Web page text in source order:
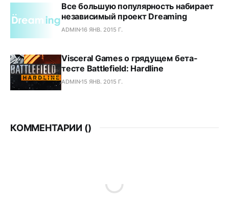
Все большую популярность набирает
независимый проект Dreaming
ADMIN16 ЯНВ. 2015 Г.
Visceral Games о грядущем бета-
тесте Battlefield: Hardline
ADMIN15 ЯНВ. 2015 Г.
КОММЕНТАРИИ ()